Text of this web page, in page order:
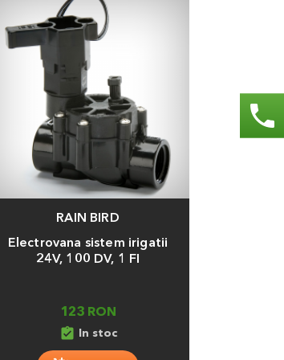
RAIN BIRD
Electrovana sistem irigatii
24V, 100 DV, 1 FI
123 RON
assignment_turned_in In stoc
phone